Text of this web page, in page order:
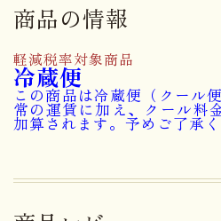
スポンジの２層の生地で極
ームを巻き上げたコクのあ
に仕上げました。
夏季限定【レモンロール】
夏場にピッタリ！爽やかな
ターを使用したレモン風味
商品の情報
軽減税率対象商品
冷蔵便
この商品は冷蔵便（クール
常の運賃に加え、クール料
加算されます。予めご了承く